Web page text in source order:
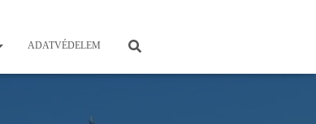
ADATVÉDELEM